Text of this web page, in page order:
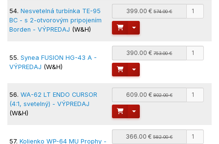
54. Nesvetelná turbínka TE-95
BC - s 2-otvorovým pripojením
Borden - VÝPREDAJ (W&H)
399.00 €574.00 €
Toggle Dropdown
55. Synea FUSION HG-43 A -
VÝPREDAJ (W&H)
390.00 €753.00 €
Toggle Dropdown
56. WA-62 LT ENDO CURSOR
(4:1, svetelný) - VÝPREDAJ
(W&H)
609.00 €802.00 €
Toggle Dropdown
57. Kolienko WP-64 MU Prophy -
366.00 €582.00 €